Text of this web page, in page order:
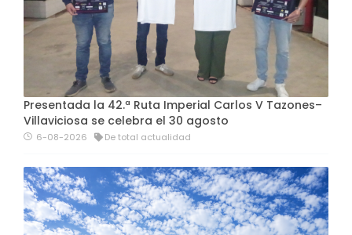
Presentada la 42.ª Ruta Imperial Carlos V Tazones–
Villaviciosa se celebra el 30 agosto
6-08-2026 De total actualidad